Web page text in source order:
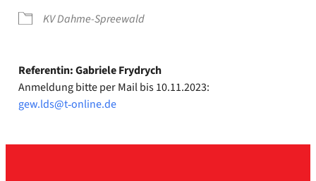
KV Dahme-Spreewald
Refe­ren­tin: Gabrie­le Fry­drych
Anmel­dung bit­te per Mail bis 10.11.2023:
gew.lds@t‑online.de